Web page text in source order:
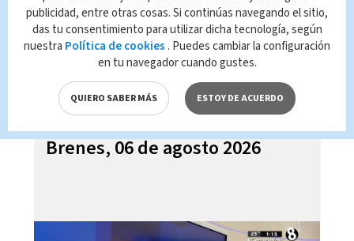
Telediario En Directo con Paula
Brenes, 06 de agosto 2026
publicidad, entre otras cosas. Si continúas navegando el sitio,
das tu consentimiento para utilizar dicha tecnología, según
nuestra Política de cookies . Puedes cambiar la configuración
en tu navegador cuando gustes.
QUIERO SABER MÁS ESTOY DE ACUERDO